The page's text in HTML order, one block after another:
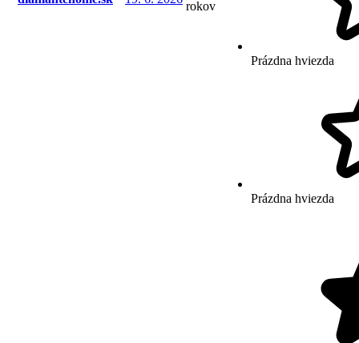
rokov
Prázdna hviezda
Prázdna hviezda